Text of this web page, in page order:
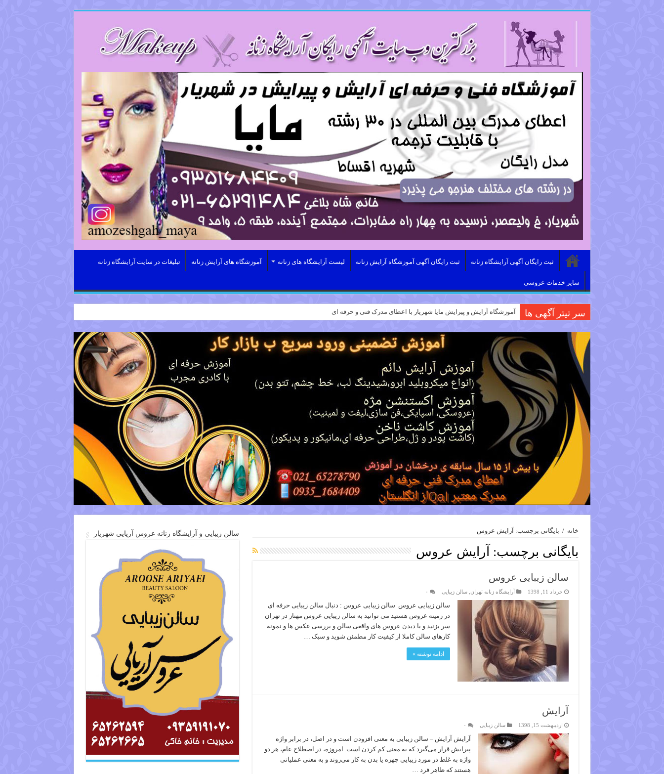
ثبت رایگان آگهی آرایشگاه زنانه ثبت رایگان آگهی آموزشگاه آرایش زنانه لیست آرایشگاه های زنانه آموزشگاه های آرایش زنانه تبلیغات در سایت آرایشگاه زنانه
سایر خدمات عروسی
سر تیتر آگهی ها آموزشگاه آرایش و پیرایش مایا شهریار با اعطای مدرک فنی و حرفه ای
خانه / بایگانی برچسب: آرایش عروس
بایگانی برچسب: آرایش عروس
سالن زیبایی عروس
خرداد 11, 1398 آرایشگاه زنانه تهران ,سالن زیبایی ۰
سالن زیبایی عروس سالن زیبایی عروس : دنبال سالن زیبایی حرفه ای
در زمینه عروس هستید می توانید به سالن زیبایی عروس مهناز در تهران
سر بزنید و با دیدن عروس های واقعی سالن و بررسی عکس ها و نمونه
کارهای سالن کاملا از کیفیت کار مطمئن شوید و سبک …
ادامه نوشته »
آرایش
اردیبهشت 15, 1398 سالن زیبایی ۰
آرایش آرایش – سالن زیبایی به معنی افزودن است و در اصل، در برابر واژه
پیرایش قرار می‌گیرد که به معنی کم کردن است. امروزه، در اصطلاح عام، هر دو
واژه به غلط در مورد زیبایی چهره یا بدن به کار می‌روند و به معنی عملیاتی
هستند که ظاهر فرد …
سالن زیبایی و آرایشگاه زنانه عروس آریایی شهریار